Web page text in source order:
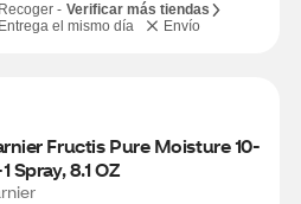
Recoger - Verificar más tiendas
Entrega el mismo día
Envío
Fructis Pure Moisture 10-
Spray, 8.1 OZ